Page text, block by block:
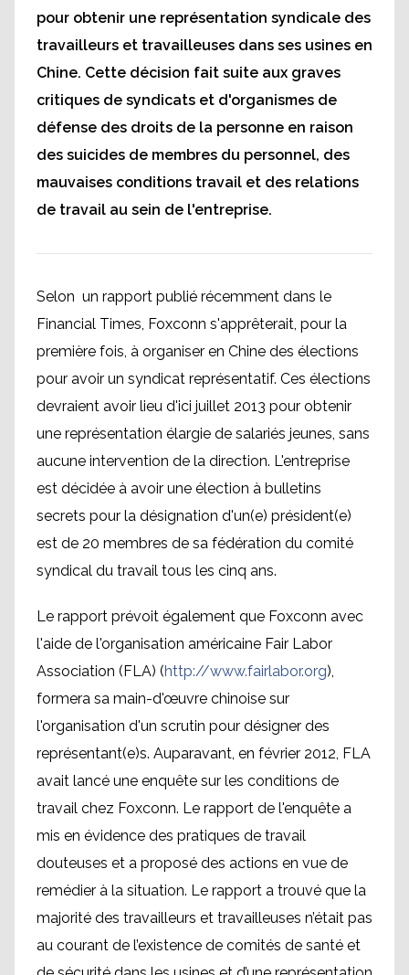
pour obtenir une représentation syndicale des
travailleurs et travailleuses dans ses usines en
Chine. Cette décision fait suite aux graves
critiques de syndicats et d'organismes de
défense des droits de la personne en raison
des suicides de membres du personnel, des
mauvaises conditions travail et des relations
de travail au sein de l'entreprise.
Selon un rapport publié récemment dans le
Financial Times, Foxconn s'apprêterait, pour la
première fois, à organiser en Chine des élections
pour avoir un syndicat représentatif. Ces élections
devraient avoir lieu d'ici juillet 2013 pour obtenir
une représentation élargie de salariés jeunes, sans
aucune intervention de la direction. L'entreprise
est décidée à avoir une élection à bulletins
secrets pour la désignation d'un(e) président(e)
est de 20 membres de sa fédération du comité
syndical du travail tous les cinq ans.
Le rapport prévoit également que Foxconn avec
l'aide de l'organisation américaine Fair Labor
Association (FLA) (http://www.fairlabor.org),
formera sa main-d'œuvre chinoise sur
l'organisation d'un scrutin pour désigner des
représentant(e)s. Auparavant, en février 2012, FLA
avait lancé une enquête sur les conditions de
travail chez Foxconn. Le rapport de l'enquête a
mis en évidence des pratiques de travail
douteuses et a proposé des actions en vue de
remédier à la situation. Le rapport a trouvé que la
majorité des travailleurs et travailleuses n’était pas
au courant de l’existence de comités de santé et